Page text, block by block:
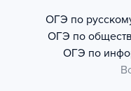
ОГЭ по
ОГЭ по
ОГЭ по